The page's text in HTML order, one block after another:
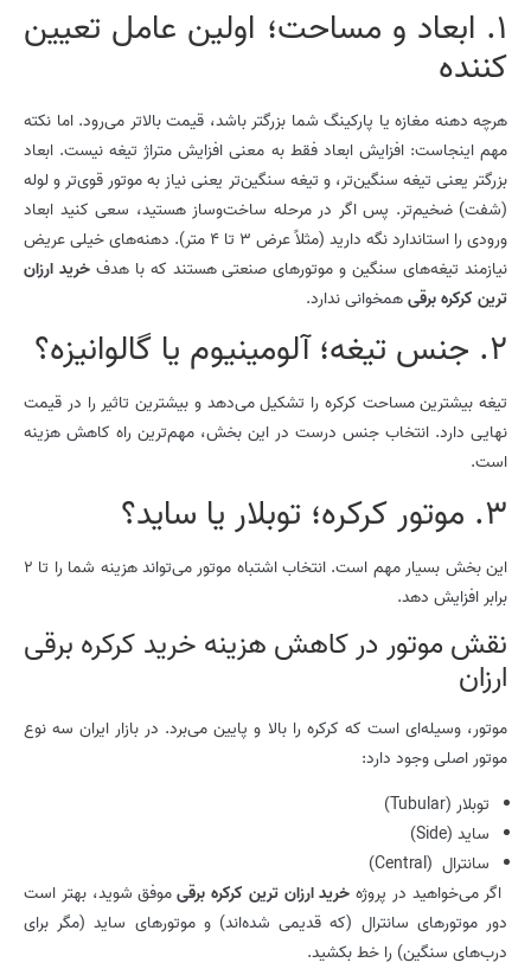
1. ابعاد و مساحت؛ اولین عامل تعیین
کننده
هرچه دهنه مغازه یا پارکینگ شما بزرگتر باشد، قیمت بالاتر می‌رود. اما نکته
مهم اینجاست: افزایش ابعاد فقط به معنی افزایش متراژ تیغه نیست. ابعاد
بزرگتر یعنی تیغه سنگین‌تر، و تیغه سنگین‌تر یعنی نیاز به موتور قوی‌تر و لوله
(شفت) ضخیم‌تر. پس اگر در مرحله ساخت‌وساز هستید، سعی کنید ابعاد
ورودی را استاندارد نگه دارید (مثلاً عرض 3 تا 4 متر). دهنه‌های خیلی عریض
نیازمند تیغه‌های سنگین و موتورهای صنعتی هستند که با هدفخرید ارزان
ترین کرکره برقیهمخوانی ندارد.
2. جنس تیغه؛ آلومینیوم یا گالوانیزه؟
تیغه بیشترین مساحت کرکره را تشکیل می‌دهد و بیشترین تاثیر را در قیمت
نهایی دارد. انتخاب جنس درست در این بخش، مهم‌ترین راه کاهش هزینه
است.
3. موتور کرکره؛ توبلار یا ساید؟
این بخش بسیار مهم است. انتخاب اشتباه موتور می‌تواند هزینه شما را تا 2
برابر افزایش دهد.
نقش موتور در کاهش هزینه خرید کرکره برقی
ارزان
موتور، وسیله‌ای است که کرکره را بالا و پایین می‌برد. در بازار ایران سه نوع
موتور اصلی وجود دارد:
توبلار (Tubular)
ساید (Side)
سانترال (Central)
اگر می‌خواهید در پروژه خرید ارزان ترین کرکره برقیموفق شوید، بهتر است
دور موتورهای سانترال (که قدیمی شده‌اند) و موتورهای ساید (مگر برای
درب‌های سنگین) را خط بکشید.